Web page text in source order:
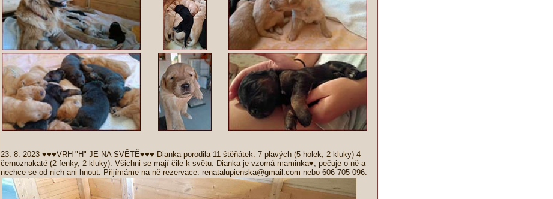
23. 8. 2023 ♥♥♥VRH "H" JE NA SVĚTĚ♥♥♥ Dianka porodila 11 štěňátek: 7 plavých (5 holek, 2 kluky) 4
černoznakaté (2 fenky, 2 kluky). Všichni se mají čile k světu. Dianka je vzorná maminka♥, pečuje o ně a
nechce se od nich ani hnout. Přijímáme na ně rezervace: renatalupienska@gmail.com nebo 606 705 096.